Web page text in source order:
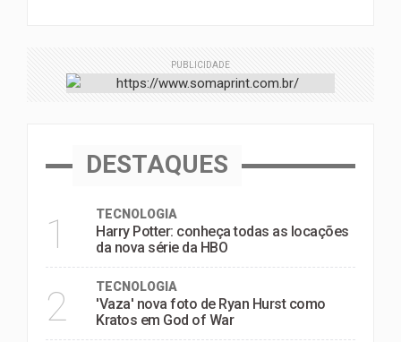
PUBLICIDADE
DESTAQUES
1 TECNOLOGIA
Harry Potter: conheça todas as locações
da nova série da HBO
2 TECNOLOGIA
'Vaza' nova foto de Ryan Hurst como
Kratos em God of War